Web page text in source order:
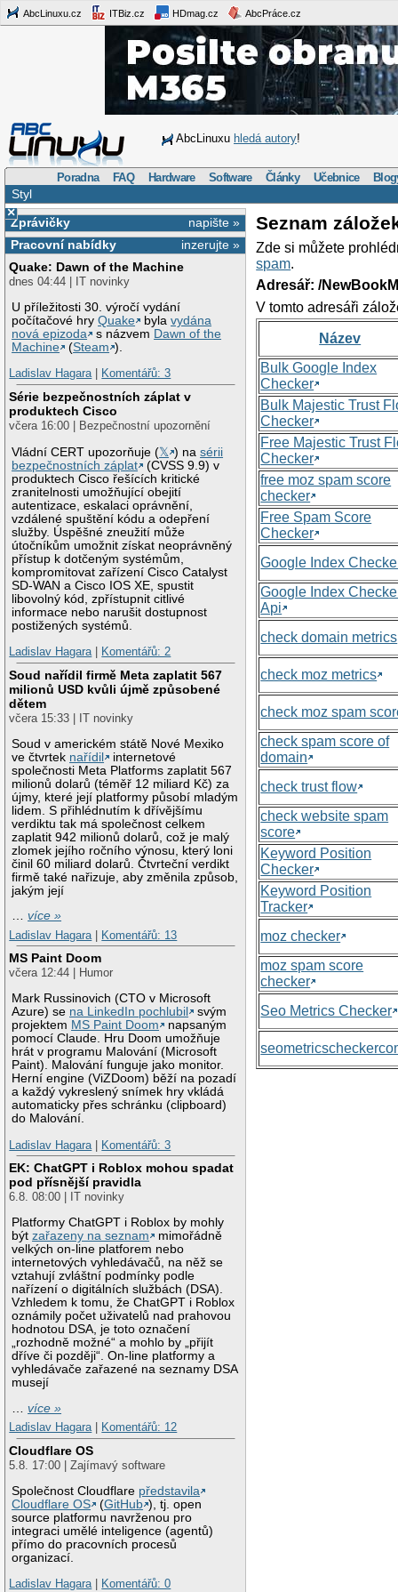
AbcLinuxu.cz ITBiz.cz HDmag.cz AbcPráce.cz
AbcLinuxu hledá autory!
Poradna FAQ Hardware Software Články Učebnice
Styl
×
napište »
Zprávičky
inzerujte »
Pracovní nabídky
Quake: Dawn of the Machine
dnes 04:44 | IT novinky
U příležitosti 30. výročí vydání
počítačové hryQuake bylavydána
nová epizoda
s názvem Dawn of the
Machine
(Steam ).
Ladislav Hagara| Komentářů: 3
Série bezpečnostních záplat v
produktech Cisco
včera 16:00 | Bezpečnostní upozornění
Vládní CERT upozorňuje (𝕏 ) nasérii
bezpečnostních záplat
(CVSS 9.9) v
produktech Cisco řešících kritické
zranitelnosti umožňující obejití
autentizace, eskalaci oprávnění,
vzdálené spuštění kódu a odepření
služby. Úspěšné zneužití může
útočníkům umožnit získat neoprávněný
přístup k dotčeným systémům,
kompromitovat zařízení Cisco Catalyst
SD-WAN a Cisco IOS XE, spustit
libovolný kód, zpřístupnit citlivé
informace nebo narušit dostupnost
postižených systémů.
Ladislav Hagara| Komentářů: 2
Soud nařídil firmě Meta zaplatit 567
milionů USD kvůli újmě způsobené
dětem
včera 15:33 | IT novinky
Soud v americkém státě Nové Mexiko
ve čtvrtek nařídil
internetové
společnosti Meta Platforms zaplatit 567
milionů dolarů (téměř 12 miliard Kč) za
újmy, které její platformy působí mladým
lidem. S přihlédnutím k dřívějšímu
verdiktu tak má společnost celkem
zaplatit 942 milionů dolarů, což je malý
zlomek jejího ročního výnosu, který loni
činil 60 miliard dolarů. Čtvrteční verdikt
firmě také nařizuje, aby změnila způsob,
jakým její
…více »
Ladislav Hagara
Komentářů: 13
MS Paint Doom
včera 12:44 | Humor
Mark Russinovich (CTO v Microsoft
Azure) se na LinkedIn pochlubil
svým
projektem MS Paint Doom
napsaným
pomocí Claude. Hru Doom umožňuje
hrát v programu Malování (Microsoft
Paint). Malování funguje jako monitor.
Herní engine (ViZDoom) běží na pozadí
a každý vykreslený snímek hry vkládá
automaticky přes schránku (clipboard)
do Malování.
Ladislav Hagara
Komentářů: 3
EK: ChatGPT i Roblox mohou spadat
pod přísnější pravidla
6.8. 08:00 | IT novinky
Platformy ChatGPT i Roblox by mohly
býtzařazeny na seznam
mimořádně
velkých on-line platforem nebo
internetových vyhledávačů, na něž se
vztahují zvláštní podmínky podle
nařízení o digitálních službách (DSA).
Vzhledem k tomu, že ChatGPT i Roblox
oznámily počet uživatelů nad prahovou
hodnotou DSA, je toto označení
„rozhodně možné“ a mohlo by „přijít
dříve či později“. On-line platformy a
vyhledávače zařazené na seznamy DSA
musejí
…více »
Ladislav Hagara| Komentářů: 12
Cloudflare OS
5.8. 17:00 | Zajímavý software
Společnost Cloudflare představila
Cloudflare OS
(GitHub ), tj. open
source platformu navrženou pro
integraci umělé inteligence (agentů)
přímo do pracovních procesů
organizací.
Ladislav Hagara| Komentářů: 0
Seznam
Zde si můžete
spam.
Adresář: /
V tomto adresáři
Název
Bulk Google Index
Checker
Bulk Majestic Trust
Checker
Free Majestic Trust
Checker
free moz spam score
checker
Free Spam Score
Checker
Google Index
Google Index
Api
check domain metrics
check moz metrics
check moz spam
check spam score of
domain
check trust flow
check website spam
score
Keyword Position
Checker
Keyword Position
Tracker
moz checker
moz spam score
checker
Seo Metrics Checker